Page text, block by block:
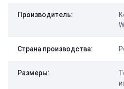
Производитель:
Страна производства:
Размеры: